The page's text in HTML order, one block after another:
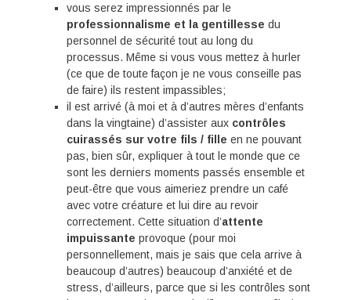
vous serez impressionnés par le
professionnalisme et la gentillesse du
personnel de sécurité tout au long du
processus. Même si vous vous mettez à hurler
(ce que de toute façon je ne vous conseille pas
de faire) ils restent impassibles;
il est arrivé (à moi et à d’autres mères d’enfants
dans la vingtaine) d’assister aux contrôles
cuirassés sur votre fils / fille en ne pouvant
pas, bien sûr, expliquer à tout le monde que ce
sont les derniers moments passés ensemble et
peut-être que vous aimeriez prendre un café
avec votre créature et lui dire au revoir
correctement. Cette situation d’attente
impuissante provoque (pour moi
personnellement, mais je sais que cela arrive à
beaucoup d’autres) beaucoup d’anxiété et de
stress, d’ailleurs, parce que si les contrôles sont